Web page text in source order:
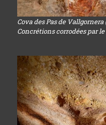
Cova des Pas de
Concrétions corrodées par le